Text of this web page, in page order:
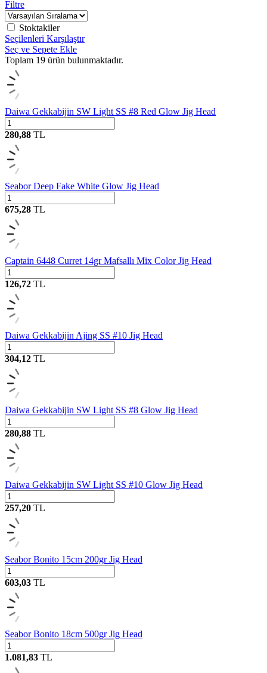
Filtre
Stoktakiler
Seçilenleri Karşılaştır
Seç ve Sepete Ekle
Toplam 19 ürün bulunmaktadır.
Daiwa Gekkabijin SW Light SS #8 Red Glow Jig Head
280,88 TL
Seabor Deep Fake White Glow Jig Head
675,28 TL
Captain 6448 Curret 14gr Mafsallı Mix Color Jig Head
126,72 TL
Daiwa Gekkabijin Ajing SS #10 Jig Head
304,12 TL
Daiwa Gekkabijin SW Light SS #8 Glow Jig Head
280,88 TL
Daiwa Gekkabijin SW Light SS #10 Glow Jig Head
257,20 TL
Seabor Bonito 15cm 200gr Jig Head
603,03 TL
Seabor Bonito 18cm 500gr Jig Head
1.081,83 TL